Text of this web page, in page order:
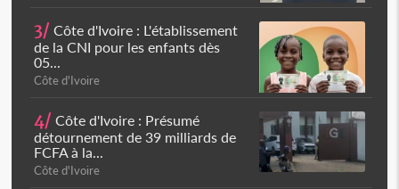
3/ Côte d'Ivoire : L'établissement
de la CNI pour les enfants dès
05...
Côte d'Ivoire
4/ Côte d'Ivoire : Présumé
détournement de 39 milliards de
FCFA à la...
Côte d'Ivoire